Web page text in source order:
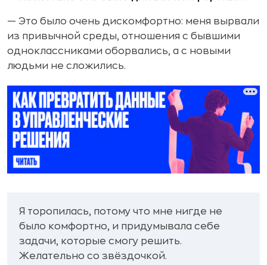
— Это было очень дискомфортно: меня вырвали
из привычной среды, отношения с бывшими
одноклассниками оборвались, а с новыми
людьми не сложились.
Я торопилась, потому что мне нигде не
было комфортно, и придумывала себе
задачи, которые смогу решить.
Желательно со звёздочкой.